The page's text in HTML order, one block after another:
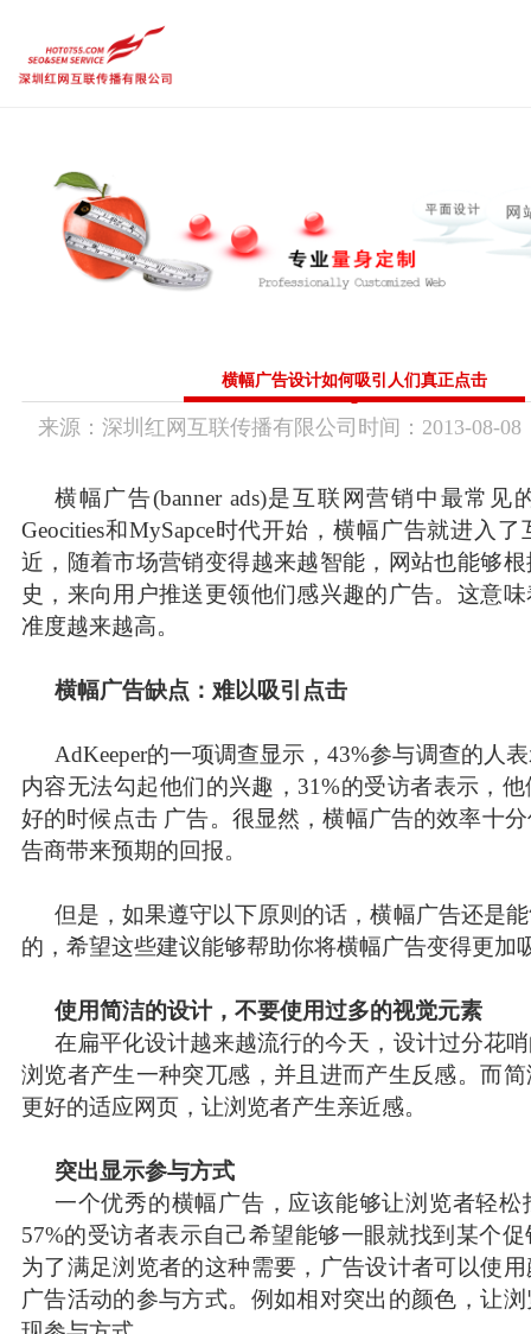
品牌设计作品 品牌企业官网
传统市场竞争激烈，互联网上仍潜藏着勃勃商机！
CGGEO：180 98979252
内容运营维护
热点前沿
联系方式
横幅广告设计如何吸引人们真正点击
来源： 深圳红网互联传播有限公司 时间： 2013-08-08
横幅广告(banner ads)是互联网营销中最常见
Geocities和MySapce时代开始，横幅广告就进入
近，随着市场营销变得越来越智能，网站也能够
史，来向用户推送更领他们感兴趣的广告。这意
准度越来越高。
横幅广告缺点：难以吸引点击
AdKeeper的一项调查显示，43%参与调查的人
内容无法勾起他们的兴趣，31%的受访者表示，
好的时候点击 广告。很显然，横幅广告的效率十
告商带来预期的回报。
但是，如果遵守以下原则的话，横幅广告还是
的 ，希望这些建议能够帮助你将横幅广告变得更加
使用简洁的设计，不要使用过多的视觉元素
在扁平化设计越来越流行的今天，设计过分花
浏览者产生一种突兀感，并且进而产生反感。而
更好的适应网页，让浏览者产生亲近感。
突出显示参与方式
一个优秀的横幅广告，应该能够让浏览者轻松
57%的受访者表示自己希望能够一眼就找到某个
为了满足浏览者的这种需要，广告设计者可以使
广告活动的参与方式。例如相对突出的颜色，让